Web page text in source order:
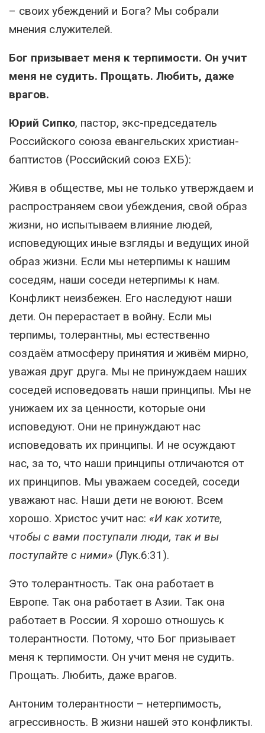
– своих убеждений и Бога? Мы собрали
мнения служителей.
Бог призывает меня к терпимости. Он учит
меня не судить. Прощать. Любить, даже
врагов.
Юрий Сипко, пастор, экс-председатель
Российского союза евангельских христиан-
баптистов (Российский союз ЕХБ):
Живя в обществе, мы не только утверждаем и
распространяем свои убеждения, свой образ
жизни, но испытываем влияние людей,
исповедующих иные взгляды и ведущих иной
образ жизни. Если мы нетерпимы к нашим
соседям, наши соседи нетерпимы к нам.
Конфликт неизбежен. Его наследуют наши
дети. Он перерастает в войну. Если мы
терпимы, толерантны, мы естественно
создаём атмосферу принятия и живём мирно,
уважая друг друга. Мы не принуждаем наших
соседей исповедовать наши принципы. Мы не
унижаем их за ценности, которые они
исповедуют. Они не принуждают нас
исповедовать их принципы. И не осуждают
нас, за то, что наши принципы отличаются от
их принципов. Мы уважаем соседей, соседи
уважают нас. Наши дети не воюют. Всем
хорошо. Христос учит нас: «И как хотите,
чтобы с вами поступали люди, так и вы
поступайте с ними» (Лук.6:31).
Это толерантность. Так она работает в
Европе. Так она работает в Азии. Так она
работает в России. Я хорошо отношусь к
толерантности. Потому, что Бог призывает
меня к терпимости. Он учит меня не судить.
Прощать. Любить, даже врагов.
Антоним толерантности – нетерпимость,
агрессивность. В жизни нашей это конфликты.